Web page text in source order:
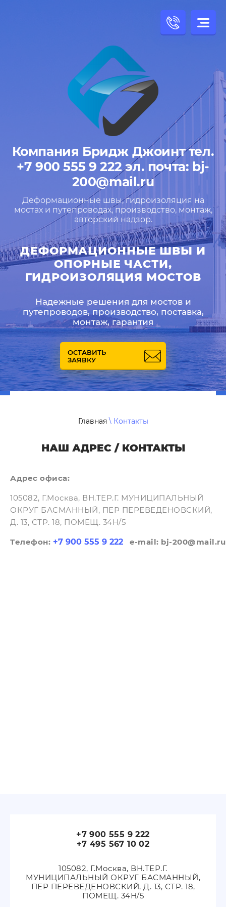
Компания Бридж Джоинт тел.
+7 900 555 9 222 эл. почта: bj-
200@mail.ru
Деформационные швы, гидроизоляция на
мостах и путепроводах, производство, монтаж,
авторский надзор.
ДЕФОРМАЦИОННЫЕ ШВЫ И
ОПОРНЫЕ ЧАСТИ,
ГИДРОИЗОЛЯЦИЯ МОСТОВ
Надежные решения для мостов и
путепроводов, производство, поставка,
монтаж, гарантия
ОСТАВИТЬ
ЗАЯВКУ
Главная \ Контакты
НАШ АДРЕС / КОНТАКТЫ
Адрес офиса:
105082, Г.Москва, ВН.ТЕР.Г. МУНИЦИПАЛЬНЫЙ
ОКРУГ БАСМАННЫЙ, ПЕР ПЕРЕВЕДЕНОВСКИЙ,
Д. 13, СТР. 18, ПОМЕЩ. 34Н/5
Телефон: +7 900 555 9 222 e-mail: bj-
+7 900 555 9 222
+7 495 567 10 02
105082, Г.Москва, ВН.ТЕР.Г.
МУНИЦИПАЛЬНЫЙ ОКРУГ БАСМАННЫЙ,
ПЕР ПЕРЕВЕДЕНОВСКИЙ, Д. 13, СТР. 18,
ПОМЕЩ. 34Н/5